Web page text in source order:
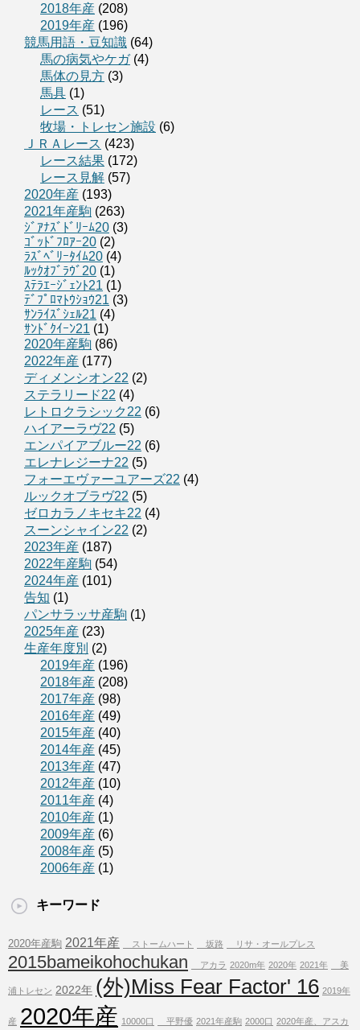
2018年産 (208)
2019年産 (196)
競馬用語・豆知識 (64)
馬の病気やケガ(4)
馬体の見方 (3)
馬具 (1)
レース (51)
牧場・トレセン施設 (6)
ＪＲＡレース (423)
レース結果 (172)
レース見解 (57)
2020年産 (193)
2021年産駒 (263)
ｼﾞｱﾅｽﾞﾄﾞﾘｰﾑ20 (3)
ｺﾞｯﾄﾞﾌﾛｱｰ20 (2)
ﾗｽﾞﾍﾞﾘｰﾀｲﾑ20 (4)
ﾙｯｸｵﾌﾞﾗｳﾞ20 (1)
ｽﾃﾗｴｰｼﾞｪﾝﾄ21 (1)
ﾃﾞﾌﾟﾛﾏﾄｳｼｮｳ21 (3)
ｻﾝﾗｲｽﾞｼｪﾙ21 (4)
ｻﾝﾄﾞｸｲｰﾝ21 (1)
2020年産駒 (86)
2022年産 (177)
ディメンシオン22 (2)
ステラリード22 (4)
レトロクラシック22 (6)
ハイアーラヴ22 (5)
エンパイアブルー22 (6)
エレナレジーナ22 (5)
フォーエヴァーユアーズ22 (4)
ルックオブラヴ22 (5)
ゼロカラノキセキ22 (4)
スーンシャイン22 (2)
2023年産 (187)
2022年産駒 (54)
2024年産 (101)
告知 (1)
パンサラッサ産駒 (1)
2025年産 (23)
生産年度別 (2)
2019年産 (196)
2018年産 (208)
2017年産 (98)
2016年産 (49)
2015年産 (40)
2014年産 (45)
2013年産 (47)
2012年産 (10)
2011年産 (4)
2010年産 (1)
2009年産 (6)
2008年産 (5)
2006年産 (1)
キーワード
2020年産駒 2021年産 ストームハート 坂路 リサ・オールプレス
2015bameikohochukan アカラ 2020m年 2020年 2021年 美
浦トレセン 2022年 (外)Miss Fear Factor' 16 2019年
産 2020年産 10000口 平野優 2021年産駒 2000口 2020年産、アスカ